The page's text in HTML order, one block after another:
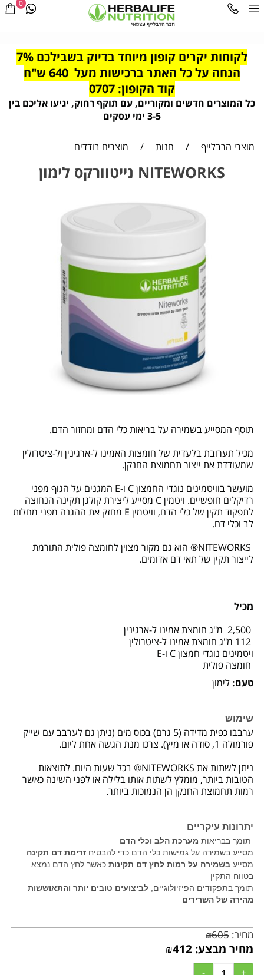
0
לקוחות יקרים קופון מיוחד בדיוק בשבילכם 7%
הנחה על כל האתר ברכישות מעל 640 ש"ח
קוד הקופון: 0707
כל המוצרים חדשים ומקוריים, עם תוקף רחוק, יגיעו אליכם בין
3-5 ימי עסקים
מוצרי הרבלייף / חנות / מוצרים בודדים
NITEWORKS נייטוורקס לימון
תוסף המסייע בשמירה על בריאות כלי הדם ומחזור הדם.
מכיל תערובת בלעדית של חומצות האמינו ל-ארגינין ול-ציטרולין
שמעודדת את ייצור תחמוצת החנקן.
מועשר בוויטמינים נוגדי החמצון C ו-E המגנים על הגוף מפני
רדיקלים חופשיים. ויטמין C מסייע ליצירת קולגן תקינה הנחוצה
לתפקוד תקין של כלי הדם, וויטמין E מחזק את ההגנה מפני מחלות
לב וכלי דם.
NITEWORKS® הוא גם מקור מצוין לחומצה פולית התורמת
לייצור תקין של תאי דם אדומים.
מכיל
ויטמינים נוגדי חמצון C ו-E
חומצה פולית
טעם: לימון
שימוש
ערבבו כפית מדידה (5 גרם) בכוס מים (ניתן גם לערבב עם שייק
פורמולה 1, סודה או מיץ). צרכו מנת הגשה אחת ליום.
ניתן לשתות את NITEWORKS® בכל שעות היום. לתוצאות
הטובות ביותר, מומלץ לשתות אותו בלילה או לפני השינה כאשר
רמות תחמוצת החנקן הן הנמוכות ביותר.
יתרונות עיקריים
תומך בבריאות מערכת הלב וכלי הדם
מסייע בשמירה על גמישות כלי הדם כדי להבטיח זרימת דם תקינה
מסייע בשמירה על רמות לחץ דם תקינות כאשר לחץ הדם נמצא
בטווח התקין
תומך בתפקודים הפיזיולוגיים, לביצועים טובים יותר והתאוששות
מהירה של השרירים
מחיר: ₪605
מחיר מבצע: ₪412